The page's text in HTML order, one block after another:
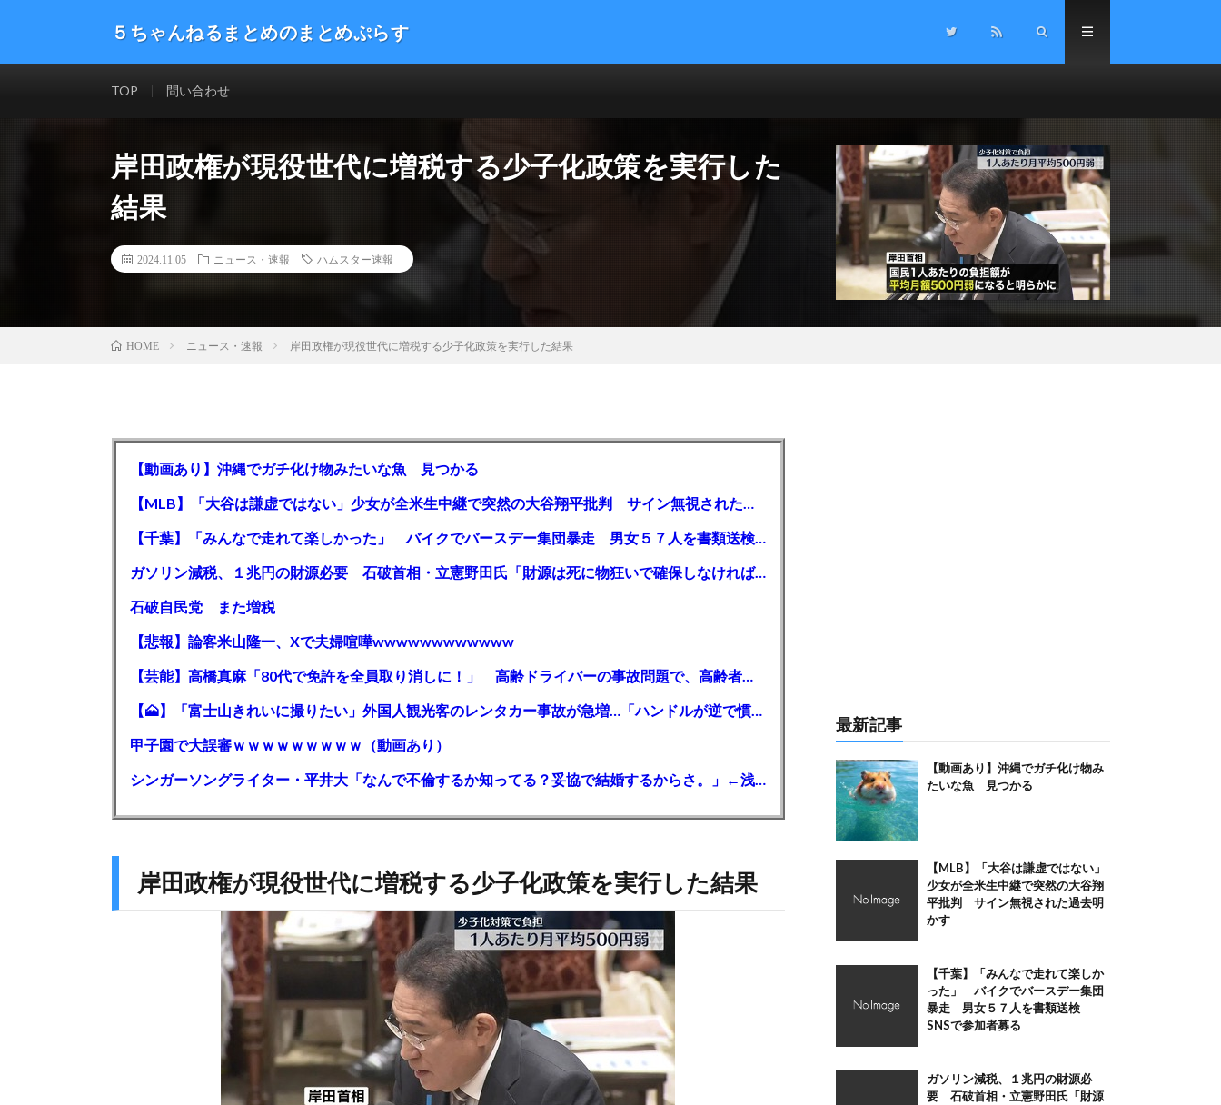
５ちゃんねるまとめのまとめぷらす
した。ネタ・速報 エンタメ 生活 趣味 漫画アニメ ゲーム サイエンス マネー 海外の反応
TOP 問い合わせ
岸田政権が現役世代に増税する少子化政策を実行した
結果
2024.11.05 ニュース・速報 ハムスター速報
HOME ニュース・速報 岸田政権が現役世代に増税する少子化政策を実行した結果
【動画あり】沖縄でガチ化け物みたいな魚 見つかる
【MLB】「大谷は謙虚ではない」少女が全米生中継で突然の大谷翔平批判 サイン無視された過去明かす
【千葉】「みんなで走れて楽しかった」 バイクでバースデー集団暴走 男女５７人を書類送検 SNSで参加者募る
ガソリン減税、１兆円の財源必要 石破首相・立憲野田氏「財源は死に物狂いで確保しなければならない」「本当に死に物狂いで」
石破自民党 また増税
【悲報】論客米山隆一、Xで夫婦喧嘩wwwwwwwwwwww
【芸能】高橋真麻「80代で免許を全員取り消しに！」 高齢ドライバーの事故問題で、高齢者の運転免許取り消し法を提案
【🗻】「富士山きれいに撮りたい」外国人観光客のレンタカー事故が急増…「ハンドルが逆で慣れず」、道の狭さも
甲子園で大誤審ｗｗｗｗｗｗｗｗｗ（動画あり）
シンガーソングライター・平井大「なんで不倫するか知ってる？妥協で結婚するからさ。」←浅すぎると大炎上
岸田政権が現役世代に増税する少子化政策を実行した結果
最新記事
【動画あり】沖縄でガチ化け物み
たいな魚 見つかる
【MLB】「大谷は謙虚ではない」
少女が全米生中継で突然の大谷翔
平批判 サイン無視された過去明
かす
【千葉】「みんなで走れて楽しか
った」 バイクでバースデー集団
暴走 男女５７人を書類送検
SNSで参加者募る
ガソリン減税、１兆円の財源必
要 石破首相・立憲野田氏「財源